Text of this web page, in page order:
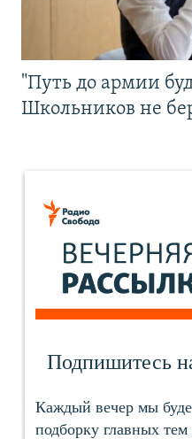
"Путь до армии
Школьников не